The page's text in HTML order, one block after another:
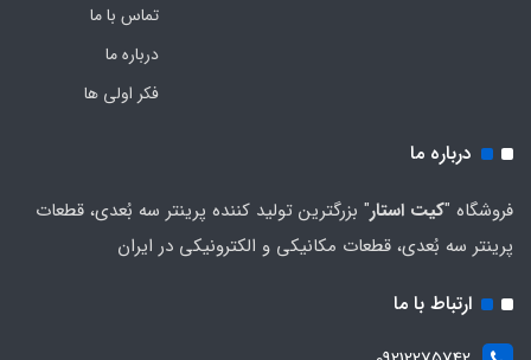
تماس با ما
درباره ما
فکر اولی ها
درباره ما
فروشگاه "کیت استار" بزرگترین تولید کننده پرینتر سه بُعدی، قطعات
پرینتر سه بُعدی، قطعات مکانیکی و الکترونیکی در ایران
ارتباط با ما